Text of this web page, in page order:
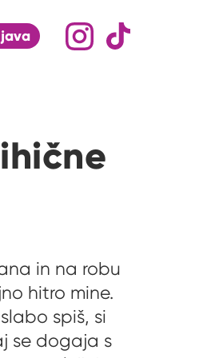
po strani
...
odpri iskalnik
Družabna omrežja
in na robu
hitro mine.
spiš, si
se dogaja s